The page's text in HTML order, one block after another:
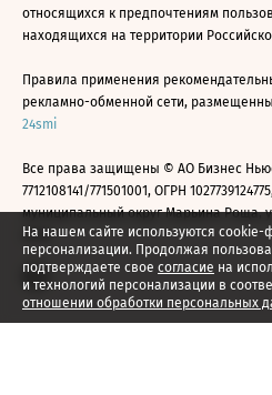
На нашем сайте используются cookie-
персонализации. Продолжая
подтверждаете свое согласие на
и технологий персонализации в
отношении обработки персональных
относящихся к предпочтениям
находящихся на территории
Правила применения
рекламно-обменной сети,
24smi
Все права защищены © АО Бизнес
7712108141/771501001, ОГРН
муниципальный округ Марьина Роща,
2026